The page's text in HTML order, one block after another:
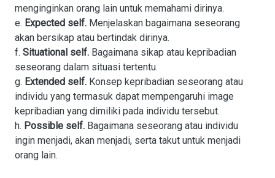
menginginkan orang lain untuk memahami dirinya.
e. Expected self. Menjelaskan bagaimana seseorang
akan bersikap atau bertindak dirinya.
f. Situational self. Bagaimana sikap atau kepribadian
seseorang dalam situasi tertentu.
g. Extended self. Konsep kepribadian seseorang atau
individu yang termasuk dapat mempengaruhi image
kepribadian yang dimiliki pada individu tersebut.
h. Possible self. Bagaimana seseorang atau individu
ingin menjadi, akan menjadi, serta takut untuk menjadi
orang lain.